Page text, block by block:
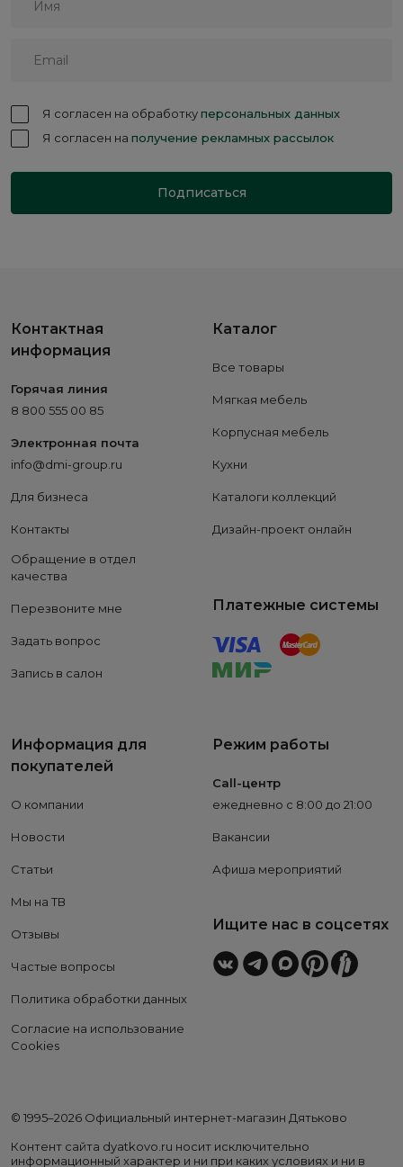
Я согласен на обработкуперсональных данных
Я согласен на получение рекламных рассылок
Подписаться
Контактная
информация
Горячая линия
8 800 555 00 85
Электронная почта
info@dmi-group.ru
Для бизнеса
Контакты
Обращение в отдел
качества
Перезвоните мне
Задать вопрос
Запись в салон
Каталог
Все товары
Мягкая мебель
Корпусная мебель
Кухни
Каталоги коллекций
Дизайн-проект онлайн
Платежные системы
Информация для
покупателей
О компании
Новости
Статьи
Мы на ТВ
Отзывы
Частые вопросы
Политика обработки данных
Согласие на использование
Cookies
Режим работы
Call-центр
ежедневно с 8:00 до 21:00
Вакансии
Афиша мероприятий
Ищите нас в соцсетях
© 1995–2026 Официальный интернет-магазин Дятьково
Контент сайта dyatkovo.ru носит исключительно
информационный характер и ни при каких условиях и ни в